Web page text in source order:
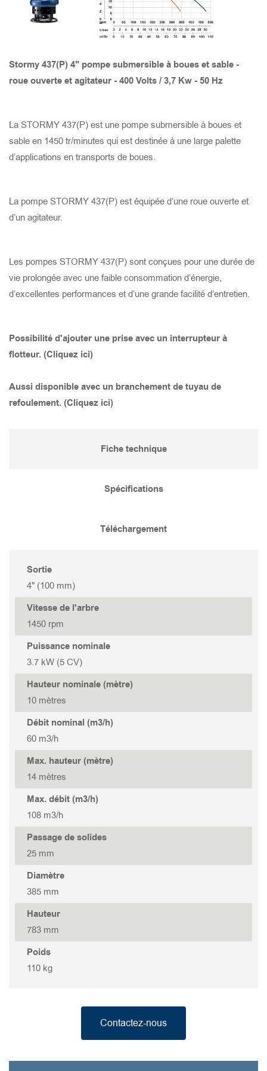
TANK 8220
TANK 4150
TANK 6110
TANK 675
TANK 475
TANK 455
TANK 437
TANK 222
TANK 315
TANK 315S
TANK 215
TANK 215S
SURTENSION DU MOTEUR
STORMY 6150(S)
STORMY 6110(P)
STORMY 4110(S)
STORMY 475(P)
STORMY 455(S)
STORMY 455(P)
STORMY 355(P)
GOMAX 4110
GOMAX 655
GOMAX 455
GOCUT 437
GOCUT 337
GOCUT 322
GOCUT 315S
GOVOX-S 322
GOVOX-U 475
GOVOX-U 455
GOVOX-U 337
GOVOX-U 322
GOVOX-G 475
GOVOX-G 455
GOVOX-G 437
GOVOX-G 337
GOVOX-G 322
GOVOX 315 S
GOVOX 204
X-SMART 315
X-SMART 750
X-SMART 400
SAVVY JUMBO 600
SAVVY 300
SAVVY 150
SMART LITE 400
SMART BASE 400
SMART 1500
SMART 750
Stormy 437(P) 4" pompe submersible à boues et sable -
roue ouverte et agitateur - 400 Volts / 3,7 Kw - 50 Hz
La STORMY 437(P) est une pompe submersible à boues et
sable en 1450 tr/minutes qui est destinée à une large palette
d’applications en transports de boues.
La pompe STORMY 437(P) est équipée d’une roue ouverte et
d’un agitateur.
Les pompes STORMY 437(P) sont conçues pour une durée de
vie prolongée avec une faible consommation d’énergie,
d’excellentes performances et d’une grande facilité d’entretien.
Possibilité d'ajouter une prise avec un interrupteur à
flotteur. (Cliquez ici)
Aussi disponible avec un branchement de tuyau de
refoulement. (Cliquez ici)
Fiche technique
Spécifications
Téléchargement
Sortie
4" (100 mm)
Vitesse de l'arbre
1450 rpm
Puissance nominale
3.7 kW (5 CV)
Hauteur nominale (mètre)
10 mètres
Débit nominal (m3/h)
60 m3/h
Max. hauteur (mètre)
14 mètres
Max. débit (m3/h)
108 m3/h
Passage de solides
25 mm
Diamètre
385 mm
Hauteur
783 mm
Poids
110 kg
Contactez-nous